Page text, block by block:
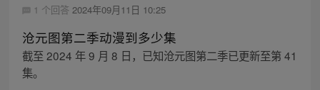
1 个回答 2024年09月11日 10:25
沧元图第二季动漫到多少集
截至 2024 年 9 月 8 日，已知沧元图第二季已更新至第 41
集。